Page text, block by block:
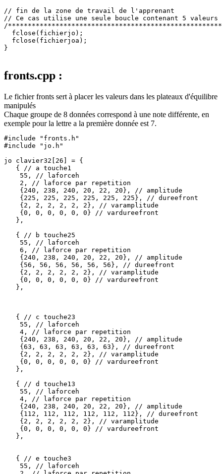
// fin de la zone de travail de l'apprenant
// Ce cas utilise une seule boucle contenant 5 valeurs
/
  fclose(fichierjo);
  fclose(fichierjoa);
}
fronts.cpp :
Le fichier fronts sert à placer les valeurs dans les plateaux d'équilibre
manipulés
Chaque groupe de 8 données correspond à une note différente, en
exemple pour la lettre a la première donnée est 7.
#include "fronts.h"
#include "jo.h"
jo clavier32[26] = {
   { // a touche1
    55, // laforceh
    2, // laforce par repetition
    {240, 238, 240, 20, 22, 20}, // amplitude
    {225, 225, 225, 225, 225, 225}, // dureefront
    {2, 2, 2, 2, 2, 2}, // varamplitude
    {0, 0, 0, 0, 0, 0} // vardureefront
   },
   { // b touche25
    55, // laforceh
    6, // laforce par repetition
    {240, 238, 240, 20, 22, 20}, // amplitude
    {56, 56, 56, 56, 56, 56}, // dureefront
    {2, 2, 2, 2, 2, 2}, // varamplitude
    {0, 0, 0, 0, 0, 0} // vardureefront
   },
   { // c touche23
    55, // laforceh
    4, // laforce par repetition
    {240, 238, 240, 20, 22, 20}, // amplitude
    {63, 63, 63, 63, 63, 63}, // dureefront
    {2, 2, 2, 2, 2, 2}, // varamplitude
    {0, 0, 0, 0, 0, 0} // vardureefront
   },
   { // d touche13
    55, // laforceh
    4, // laforce par repetition
    {240, 238, 240, 20, 22, 20}, // amplitude
    {112, 112, 112, 112, 112, 112}, // dureefront
    {2, 2, 2, 2, 2, 2}, // varamplitude
    {0, 0, 0, 0, 0, 0} // vardureefront
   },
   { // e touche3
    55, // laforceh